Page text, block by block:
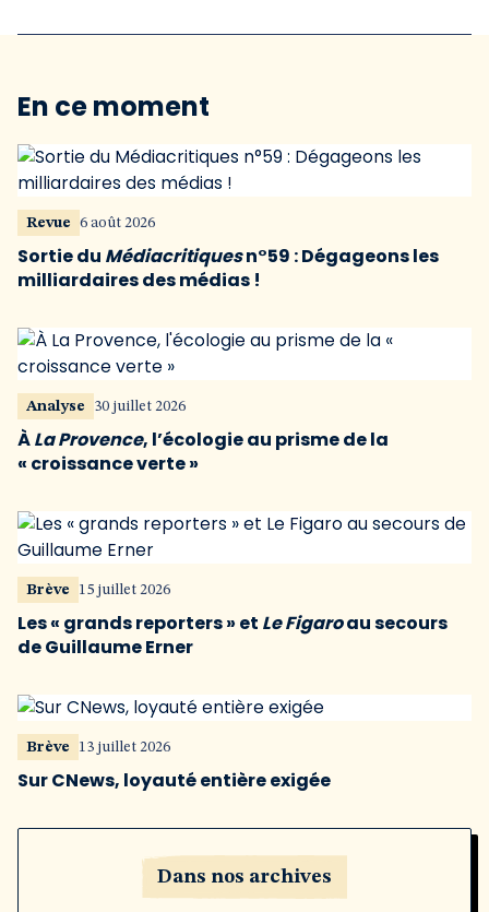
En ce moment
Revue 6 août 2026
Sortie du Médiacritiquesn°59 : Dégageons les
milliardaires des médias !
Analyse 30 juillet 2026
ÀLa Provence, l’écologie au prisme de la
« croissance verte »
Brève 15 juillet 2026
Les « grands reporters » et Le Figaroau secours
de Guillaume Erner
Brève 13 juillet 2026
Sur CNews, loyauté entière exigée
Dans nos archives